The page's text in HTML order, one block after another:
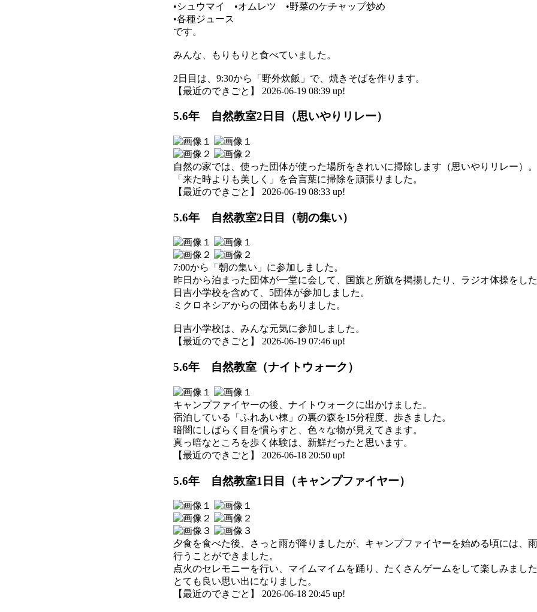
•シュウマイ •オムレツ •野菜のケチャップ炒め
•各種ジュース
です。
みんな、もりもりと食べていました。
2日目は、9:30から「野外炊飯」で、焼きそばを作ります。
【最近のできごと】 2026-06-19 08:39 up!
5.6年 自然教室2日目（思いやりリレー）
自然の家では、使った団体が使った場所をきれいに掃除します（思いやりリレー）。
「来た時よりも美しく」を合言葉に掃除を頑張りました。
【最近のできごと】 2026-06-19 08:33 up!
5.6年 自然教室2日目（朝の集い）
7:00から「朝の集い」に参加しました。
昨日から泊まった団体が一堂に会して、国旗と所旗を掲揚したり、ラジオ体操をした
日吉小学校を含めて、5団体が参加しました。
ミクロネシアからの団体もありました。
日吉小学校は、みんな元気に参加しました。
【最近のできごと】 2026-06-19 07:46 up!
5.6年 自然教室（ナイトウォーク）
キャンプファイヤーの後、ナイトウォークに出かけました。
宿泊している「ふれあい棟」の裏の森を15分程度、歩きました。
暗闇にしばらく目を慣らすと、色々な物が見えてきます。
真っ暗なところを歩く体験は、新鮮だったと思います。
【最近のできごと】 2026-06-18 20:50 up!
5.6年 自然教室1日目（キャンプファイヤー）
夕食を食べた後、さっと雨が降りましたが、キャンプファイヤーを始める頃には、
行うことができました。
点火のセレモニーを行い、マイムマイムを踊り、たくさんゲームをして楽しみました
とても良い思い出になりました。
【最近のできごと】 2026-06-18 20:45 up!